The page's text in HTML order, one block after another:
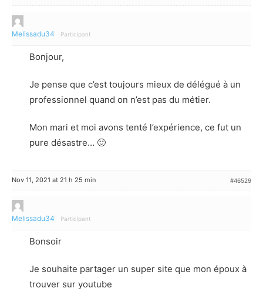
Melissadu34 Participant
Bonjour,
Je pense que c’est toujours mieux de délégué à un
professionnel quand on n’est pas du métier.
Mon mari et moi avons tenté l’expérience, ce fut un
pure désastre… 🙂
Nov 11, 2021 at 21 h 25 min #46529
Melissadu34 Participant
Bonsoir
Je souhaite partager un super site que mon époux à
trouver sur youtube